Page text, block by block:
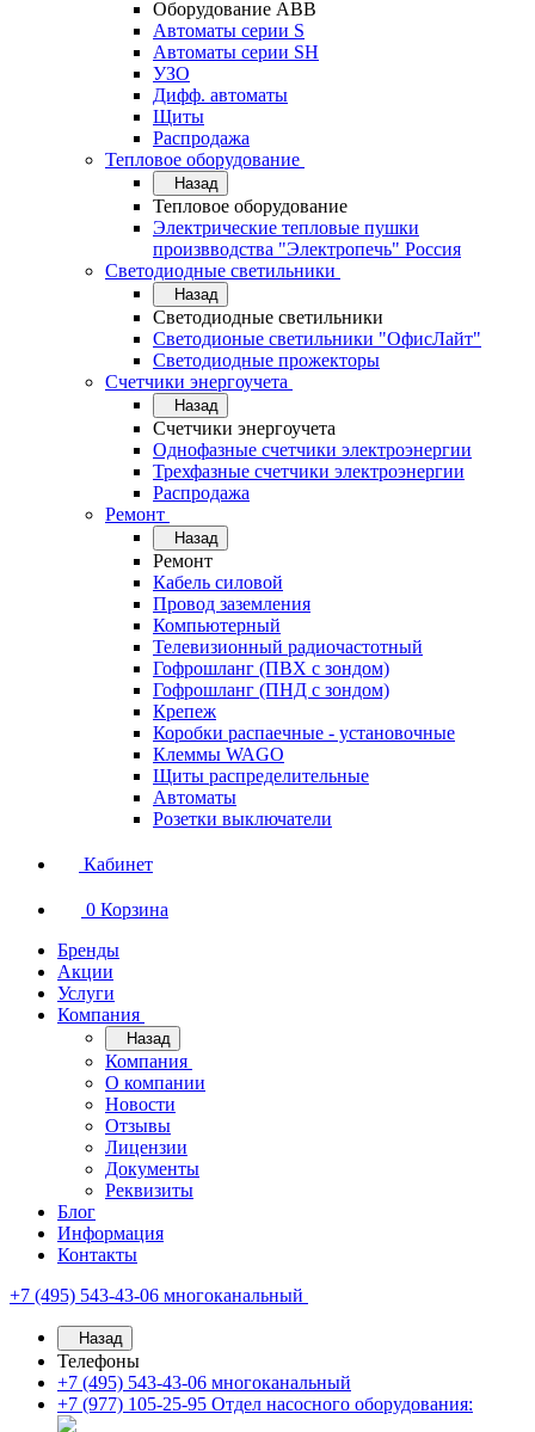
Оборудование АВВ
Автоматы серии S
Автоматы серии SH
УЗО
Дифф. автоматы
Щиты
Распродажа
Тепловое оборудование
Назад
Тепловое оборудование
Электрические тепловые пушки
произвводства "Электропечь" Россия
Светодиодные светильники
Назад
Светодиодные светильники
Светодионые светильники "ОфисЛайт"
Светодиодные прожекторы
Счетчики энергоучета
Назад
Счетчики энергоучета
Однофазные счетчики электроэнергии
Трехфазные счетчики электроэнергии
Распродажа
Ремонт
Назад
Ремонт
Кабель силовой
Провод заземления
Компьютерный
Телевизионный радиочастотный
Гофрошланг (ПВХ с зондом)
Гофрошланг (ПНД с зондом)
Крепеж
Коробки распаечные - установочные
Клеммы WAGO
Щиты распределительные
Автоматы
Розетки выключатели
Кабинет
0 Корзина
Бренды
Акции
Услуги
Компания
Назад
Компания
О компании
Новости
Отзывы
Лицензии
Документы
Реквизиты
Блог
Информация
Контакты
+7 (495) 543-43-06 многоканальный
Назад
Телефоны
+7 (495) 543-43-06 многоканальный
+7 (977) 105-25-95 Отдел насосного оборудования: